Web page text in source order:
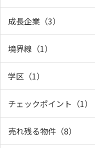
成長企業（3）
境界線（1）
学区（1）
チェックポイント（1）
売れ残る物件（8）